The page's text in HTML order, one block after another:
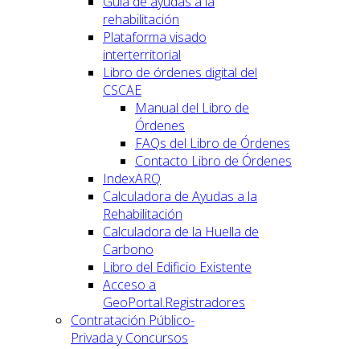
rehabilitación
Plataforma visado
interterritorial
Libro de órdenes digital del
CSCAE
Manual del Libro de
Órdenes
FAQs del Libro de Órdenes
Contacto Libro de Órdenes
IndexARQ
Calculadora de Ayudas a la
Rehabilitación
Calculadora de la Huella de
Carbono
Libro del Edificio Existente
Acceso a
GeoPortal.Registradores
Contratación Público-
Privada y Concursos